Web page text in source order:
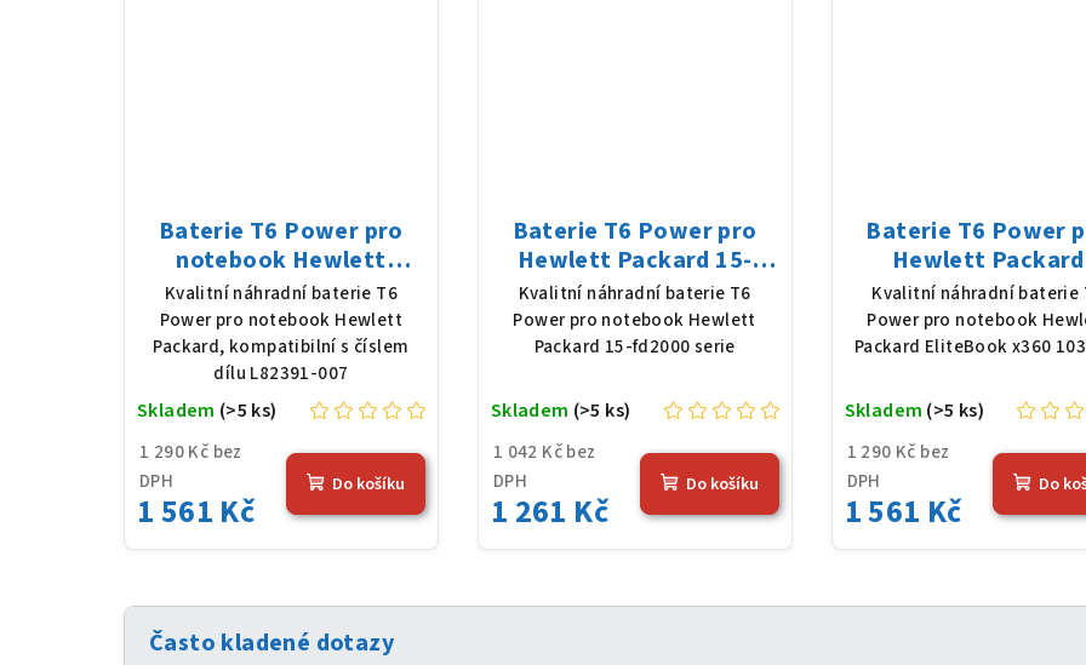
Baterie T6 Power pro
notebook Hewlett
Packard L82391-007, Li-
Poly, 7,7 V, 7012 mAh (54
Wh), černá
Kvalitní náhradní baterie T6
Power pro notebook Hewlett
Packard, kompatibilní s číslem
dílu L82391-007
1 290 Kč bez
DPH
1 561 Kč
Skladem (>5 ks)
Do košíku
Baterie T6 Power pro
Hewlett Packard 15-
fd2000 serie, Li-Poly,
11,25 V, 3648 mAh (41
Wh), černá
Kvalitní náhradní baterie T6
Power pro notebook Hewlett
Packard 15-fd2000 serie
1 042 Kč bez
DPH
1 261 Kč
Skladem (>5 ks)
Do košíku
Baterie T6 Power
Hewlett Packard
EliteBook x360 1030
Li-Poly, 7,7 V, 7012
(54 Wh), černá
Kvalitní náhradní baterie
Power pro notebook
Packard EliteBook x360
1 290 Kč bez
DPH
1 561 Kč
Skladem (>5 ks)
Do
Často kladené dotazy